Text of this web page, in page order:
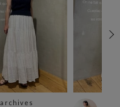
archives